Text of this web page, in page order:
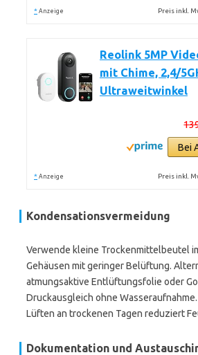
* Anzeige Preis inkl.
Reolink 5MP
mit Chime, 2,4/
Ultraweitwinkel
Bei
* Anzeige Preis inkl.
Kondensationsvermeidung
Verwende kleine Trockenmittelbeutel
Gehäusen mit geringer Belüftung.
atmungsaktive Entlüftungsfolie oder
Druckausgleich ohne
Lüften an trockenen Tagen reduziert
Dokumentation und